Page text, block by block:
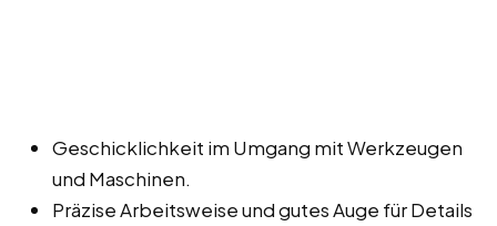
Geschicklichkeit im Umgang mit Werkzeugen
und Maschinen.
Präzise Arbeitsweise und gutes Auge für Details